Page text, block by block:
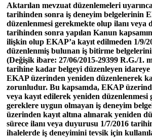
Aktarılan mevzuat düzenlemeleri
tarihinden sonra iş deneyim belgelerinin
düzenlenmesi gerekmekte olup ilanı veya
tarihinden sonra yapılan Kanun
ilişkin olup EKAP’a kayıt edilmeden 1/9/
düzenlenmiş bulunan iş bitirme
(Değişik ibare: 27/06/2015-29399 R.G./1.
tarihine kadar belgeyi düzenleyen idareye
EKAP üzerinden yeniden düzenlenerek
zorunludur. Bu kapsamda, EKAP
veya kayıt edilerek yeniden
gereklere uygun olmayan iş deneyim
üzerinden kayıt altına alınarak yeniden
sürece ilanı veya duyurusu 1/7/2016
ihalelerde iş deneyimini tevsik için